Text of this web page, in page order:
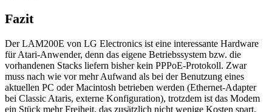
Fazit
Der LAM200E von LG Electronics ist eine interessante Hardware
für Atari-Anwender, denn das eigene Betriebssystem bzw. die
vorhandenen Stacks liefern bisher kein PPPoE-Protokoll. Zwar
muss nach wie vor mehr Aufwand als bei der Benutzung eines
aktuellen PC oder Macintosh betrieben werden (Ethernet-Adapter
bei Classic Ataris, externe Konfiguration), trotzdem ist das Modem
ein Stück mehr Freiheit, das zusätzlich nicht wenige Kosten spart.